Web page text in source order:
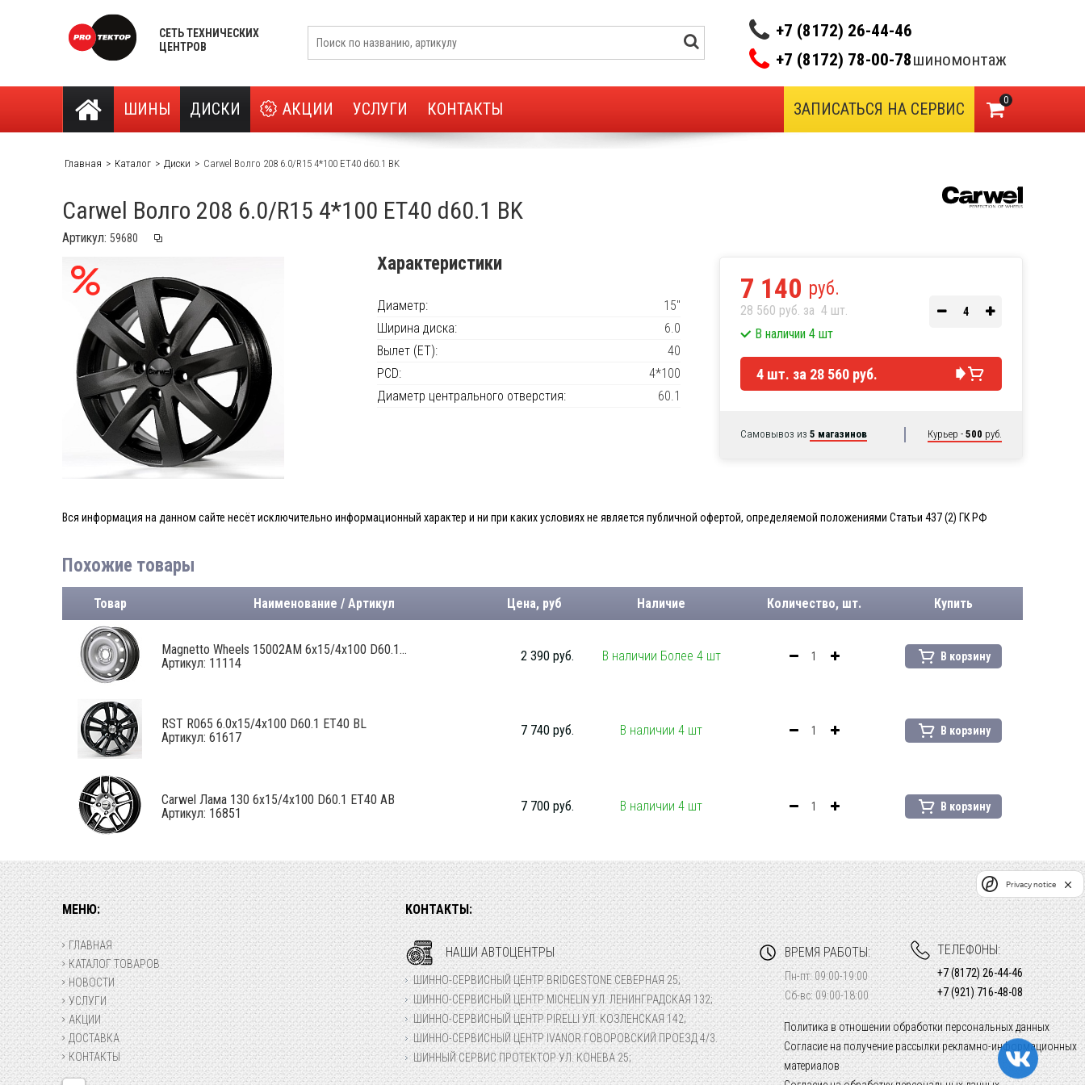
СЕТЬ ТЕХНИЧЕСКИХ
ЦЕНТРОВ
+7 (8172) 26-44-46
+7 (8172) 78-00-78шиномонтаж
ШИНЫ ДИСКИ АКЦИИ УСЛУГИ КОНТАКТЫ 0
ЗАПИСАТЬСЯ НА СЕРВИС
Главная Каталог Диски Carwel Волго 208 6.0/R15 4*100 ET40 d60.1 BK
Carwel Волго 208 6.0/R15 4*100 ET40 d60.1 BK
Артикул:
Характеристики
Диаметр:
15"
Ширина диска:
6.0
Вылет (ET):
40
PCD:
4*100
Диаметр центрального отверстия:
60.1
7 140 руб.
28 560 руб. за 4 шт.
В наличии 4 шт
4 шт. за 28 560 руб.
Самовывоз из 5 магазинов Курьер - 500 руб.
Вся информация на данном сайте несёт исключительно информационный характер и ни при каких условиях не является публичной офертой, определяемой положениями Статьи 437 (2) ГК РФ
Похожие товары
Товар Наименование / Артикул Цена, руб Наличие Количество, шт. Купить
Magnetto Wheels 15002AM 6x15/4x100 D60.1...
Артикул: 11114
2 390 руб. В наличии Более 4 шт В корзину
RST R065 6.0x15/4x100 D60.1 ET40 BL
Артикул: 61617
7 740 руб. В наличии 4 шт В корзину
Carwel Лама 130 6x15/4x100 D60.1 ET40 AB
Артикул: 16851
7 700 руб. В наличии 4 шт В корзину
МЕНЮ:
ГЛАВНАЯ
КАТАЛОГ ТОВАРОВ
НОВОСТИ
УСЛУГИ
АКЦИИ
ДОСТАВКА
КОНТАКТЫ
КОНТАКТЫ:
НАШИ АВТОЦЕНТРЫ
ШИННО-СЕРВИСНЫЙ ЦЕНТР BRIDGESTONE СЕВЕРНАЯ 25;
ШИННО-СЕРВИСНЫЙ ЦЕНТР MICHELIN УЛ. ЛЕНИНГРАДСКАЯ 132;
ШИННО-СЕРВИСНЫЙ ЦЕНТР PIRELLI УЛ. КОЗЛЕНСКАЯ 142;
ШИННО-СЕРВИСНЫЙ ЦЕНТР IVANOR ГОВОРОВСКИЙ ПРОЕЗД 4/3.
ШИННЫЙ СЕРВИС ПРОТЕКТОР УЛ. КОНЕВА 25;
ВРЕМЯ РАБОТЫ:
Пн-пт: 09:00-19:00
Сб-вс: 09:00-18:00
Политика в отношении обработки персональных данных
Согласие на получение рассылки рекламно-информационных
материалов
ТЕЛЕФОНЫ:
+7 (8172) 26-44-46
+7 (921) 716-48-08
Privacy notice